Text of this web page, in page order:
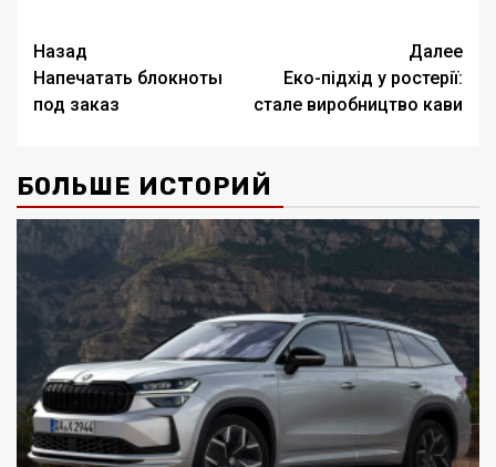
Навигация
записи
Назад
Напечатать блокноты
под заказ
Далее
Еко-підхід у ростерії:
стале виробництво кави
БОЛЬШЕ ИСТОРИЙ